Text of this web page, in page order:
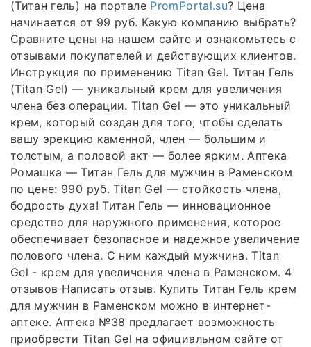
(Титан гель) на портале PromPortal.su? Цена
начинается от 99 руб. Какую компанию выбрать?
Сравните цены на нашем сайте и ознакомьтесь с
отзывами покупателей и действующих клиентов.
Инструкция по применению Titan Gel. Титан Гель
(Titan Gel) — уникальный крем для увеличения
члена без операции. Titan Gel — это уникальный
крем, который создан для того, чтобы сделать
вашу эрекцию каменной, член — большим и
толстым, а половой акт — более ярким. Аптека
Ромашка — Титан Гель для мужчин в Раменском
по цене: 990 руб. Titan Gel — стойкость члена,
бодрость духа! Титан Гель — инновационное
средство для наружного применения, которое
обеспечивает безопасное и надежное увеличение
полового члена. С ним каждый мужчина. Titan
Gel - крем для увеличения члена в Раменском. 4
отзывов Написать отзыв. Купить Титан Гель крем
для мужчин в Раменском можно в интернет-
аптеке. Аптека №38 предлагает возможность
приобрести Titan Gel на официальном сайте от